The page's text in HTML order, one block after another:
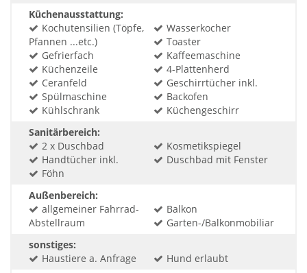
Küchenausstattung:
Kochutensilien (Töpfe,
Pfannen ...etc.)
Wasserkocher
Toaster
Gefrierfach
Kaffeemaschine
Küchenzeile
4-Plattenherd
Ceranfeld
Geschirrtücher inkl.
Spülmaschine
Backofen
Kühlschrank
Küchengeschirr
Sanitärbereich:
2 x Duschbad
Kosmetikspiegel
Handtücher inkl.
Duschbad mit Fenster
Föhn
Außenbereich:
allgemeiner Fahrrad-
Abstellraum
Balkon
Garten-/Balkonmobiliar
sonstiges:
Haustiere a. Anfrage
Hund erlaubt